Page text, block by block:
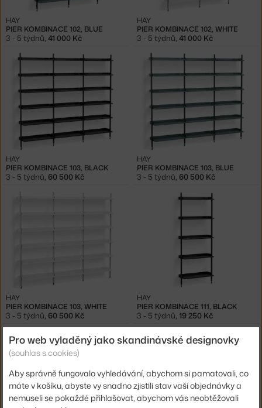
PIER KOMBINACE 102, BLUE
HAY
3 - 5 týdnů, 41 000 Kč
PIER KOMBINACE 102, WHITE
HAY
3 - 5 týdnů, 41 000 Kč
PIER KOMBINACE 103, BLACK
HAY
3 - 5 týdnů, 60 500 Kč
PIER KOMBINACE 103, BLUE
HAY
3 - 5 týdnů, 60 500 Kč
PIER KOMBINACE 103, WHITE
HAY
3 - 5 týdnů, 60 500 Kč
PIER KOMBINACE 111, BLACK
HAY
3 - 5 týdnů, 19 250 Kč
Pro web vyladěný jako skandinávské designovky
(souhlas s cookies)
Aby správně fungovalo vyhledávání, abychom si pamatovali, co
máte v košíku, abyste vy snadno zjistili stav vaší objednávky a
nemuseli se pokaždé přihlašovat, abychom vás neobtěžovali